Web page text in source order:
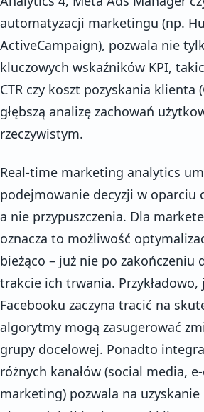
automatyzacji marketingu (np.
ActiveCampaign), pozwala nie
kluczowych wskaźników KPI,
CTR czy koszt pozyskania klienta
głębszą analizę zachowań
rzeczywistym.
Real-time marketing analytics
podejmowanie decyzji w oparciu
a nie przypuszczenia. Dla
oznacza to możliwość
bieżąco – już nie po zakończeniu
trakcie ich trwania.
Facebooku zaczyna tracić na
algorytmy mogą zasugerować
grupy docelowej. Ponadto
różnych kanałów (social media,
marketing) pozwala na uzyskanie